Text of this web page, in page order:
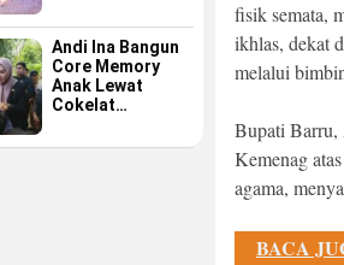
Budaya sebagai
Destinasi Wisata
Andi Ina Bangun
Core Memory
Anak Lewat
Cokelat
fisik semata,
ikhlas, dekat
melalui
Bupati Barru,
Kemenag
agama,
BACA